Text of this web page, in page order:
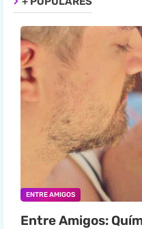
ENTRE AMIGOS
Entre Amigos: